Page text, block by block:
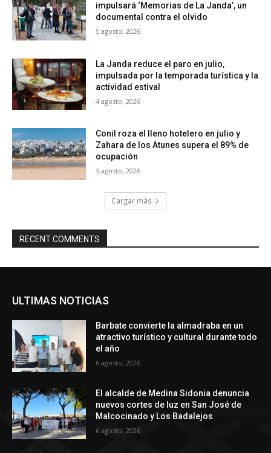
impulsará ‘Memorias de La Janda’, un
documental contra el olvido
5 agosto, 2026
La Janda reduce el paro en julio,
impulsada por la temporada turística y la
actividad estival
4 agosto, 2026
Conil roza el lleno hotelero en julio y
Zahara de los Atunes supera el 89% de
ocupación
3 agosto, 2026
Cargar más
RECENT COMMENTS
ULTIMAS NOTICIAS
Barbate convierte la almadraba en un
atractivo turístico y cultural durante todo
el año
6 agosto, 2026
El alcalde de Medina Sidonia denuncia
nuevos cortes de luz en San José de
Malcocinado y Los Badalejos
6 agosto, 2026